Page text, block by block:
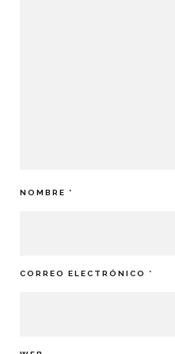
NOMBRE *
CORREO ELECTRÓNICO *